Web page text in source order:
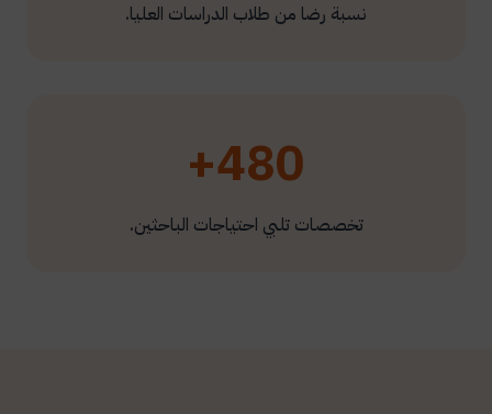
نسبة رضا من طلاب الدراسات العليا.
480+
تخصصات تلبي احتياجات الباحثين.